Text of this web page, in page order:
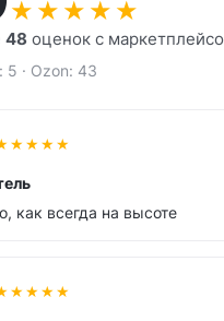
★ ★ ★ ★ ★
48 оценок с
5 · Ozon: 43
★★★★
как всегда на высоте
★★★★